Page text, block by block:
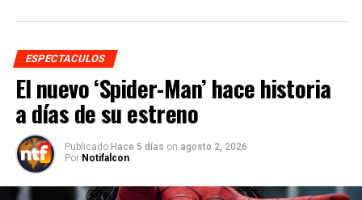
ESPECTACULOS
El nuevo ‘Spider-Man’ hace historia
a días de su estreno
Publicado Hace 5 días on agosto 2, 2026
Por Notifalcon